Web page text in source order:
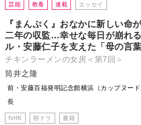
芸能 教養 連載 エッセイ
『まんぷく』おなかに新しい命
二年の収監…幸せな毎日が崩れ
ル・安藤仁子を支えた「母の言
チキンラーメンの女房＜第7回＞
筒井之隆
前・安藤百福発明記念館横浜（カップヌー
長
NHK 朝ドラ 書籍